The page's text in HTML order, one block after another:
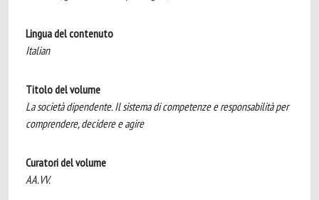
Lingua del contenuto
Italian
Titolo del volume
La società dipendente. Il sistema di competenze e responsabilità per
comprendere, decidere e agire
Curatori del volume
AA.VV.